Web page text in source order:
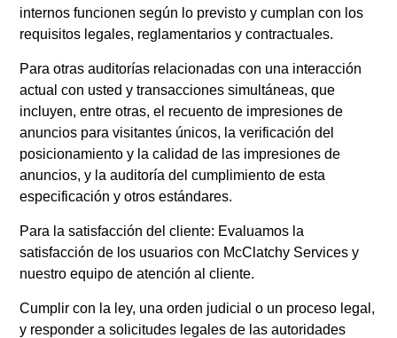
internos funcionen según lo previsto y cumplan con los
requisitos legales, reglamentarios y contractuales.
Para otras auditorías relacionadas con una interacción
actual con usted y transacciones simultáneas, que
incluyen, entre otras, el recuento de impresiones de
anuncios para visitantes únicos, la verificación del
posicionamiento y la calidad de las impresiones de
anuncios, y la auditoría del cumplimiento de esta
especificación y otros estándares.
Para la satisfacción del cliente: Evaluamos la
satisfacción de los usuarios con McClatchy Services y
nuestro equipo de atención al cliente.
Cumplir con la ley, una orden judicial o un proceso legal,
y responder a solicitudes legales de las autoridades